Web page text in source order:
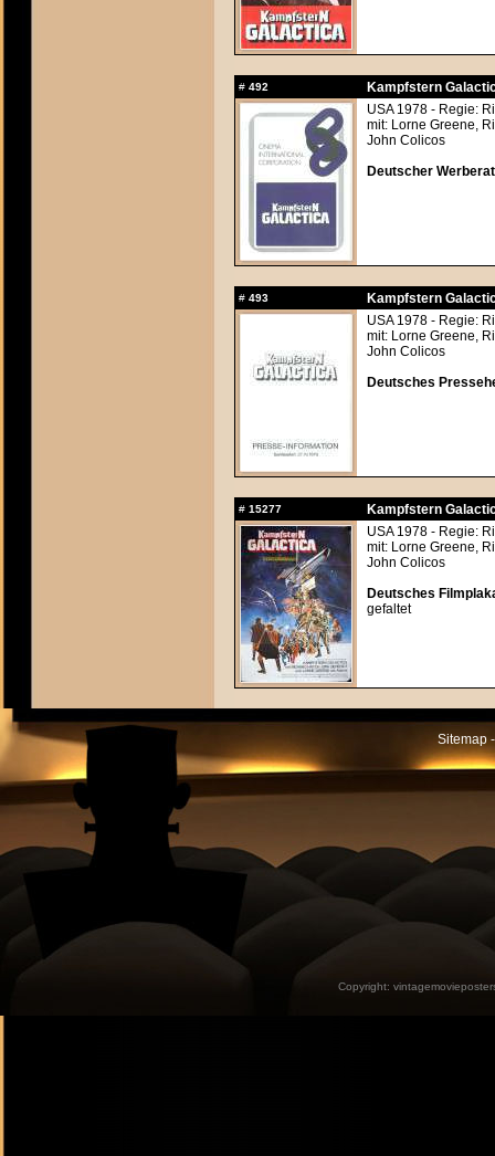
# 492
Kampfstern
USA 1978 - Regie:
mit: Lorne Greene,
John Colicos
Deutscher
# 493
Kampfstern
USA 1978 - Regie:
mit: Lorne Greene,
John Colicos
Deutsches
# 15277
Kampfstern
USA 1978 - Regie:
mit: Lorne Greene,
John Colicos
Deutsches
gefaltet
Sitemap
Copyright: